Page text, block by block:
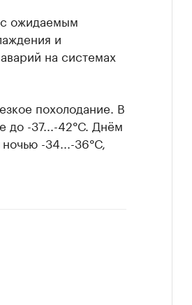
ожидаемым
и
на системах
похолодание. В
до -37...-42°С. Днём
-34...-36°С,